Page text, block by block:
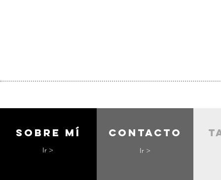
Sobre mí
Ir >
contacto
Ir >